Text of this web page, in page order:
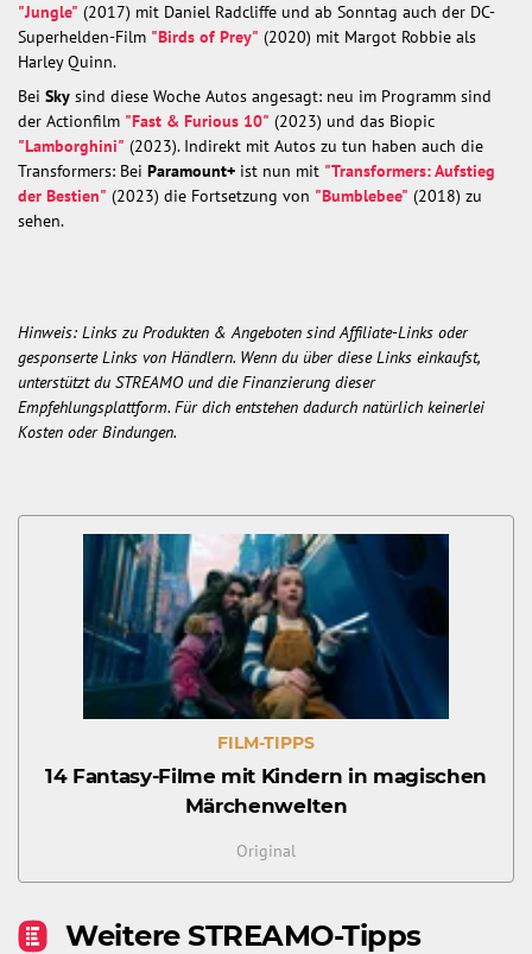
"Jungle" (2017) mit Daniel Radcliffe und ab Sonntag auch der DC-
Superhelden-Film "Birds of Prey" (2020) mit Margot Robbie als
Harley Quinn.
Bei Sky sind diese Woche Autos angesagt: neu im Programm sind
der Actionfilm "Fast & Furious 10" (2023) und das Biopic
"Lamborghini" (2023). Indirekt mit Autos zu tun haben auch die
Transformers: Bei Paramount+ ist nun mit "Transformers: Aufstieg
der Bestien" (2023) die Fortsetzung von "Bumblebee" (2018) zu
sehen.
Hinweis: Links zu Produkten & Angeboten sind Affiliate-Links oder
gesponserte Links von Händlern. Wenn du über diese Links einkaufst,
unterstützt du STREAMO und die Finanzierung dieser
Empfehlungsplattform. Für dich entstehen dadurch natürlich keinerlei
Kosten oder Bindungen.
FILM-TIPPS
14 Fantasy-Filme mit Kindern in magischen
Märchenwelten
Original
Weitere STREAMO-Tipps